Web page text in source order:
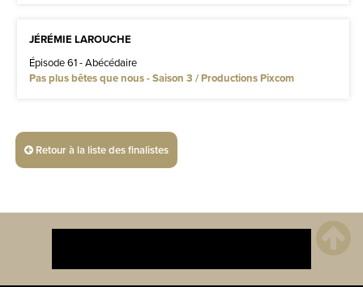
JÉRÉMIE LAROUCHE
Épisode 61 - Abécédaire
Pas plus bêtes que nous - Saison 3 / Productions Pixcom
Retour à la liste des finalistes